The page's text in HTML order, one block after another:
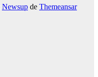
Newsup de Themeansar